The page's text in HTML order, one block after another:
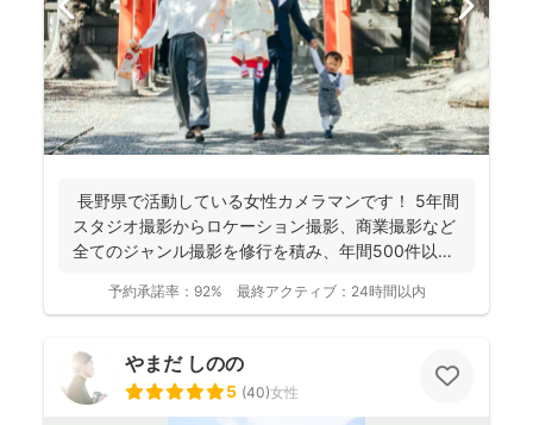
長野県で活動している女性カメラマンです！ 5年間
スタジオ撮影からロケーション撮影、商業撮影など
全てのジャンル撮影を修行を積み、年間500件以上
予約承諾率： 92% 最終アクティブ： 24時間以内
やまだ しのの
5 (40)女性